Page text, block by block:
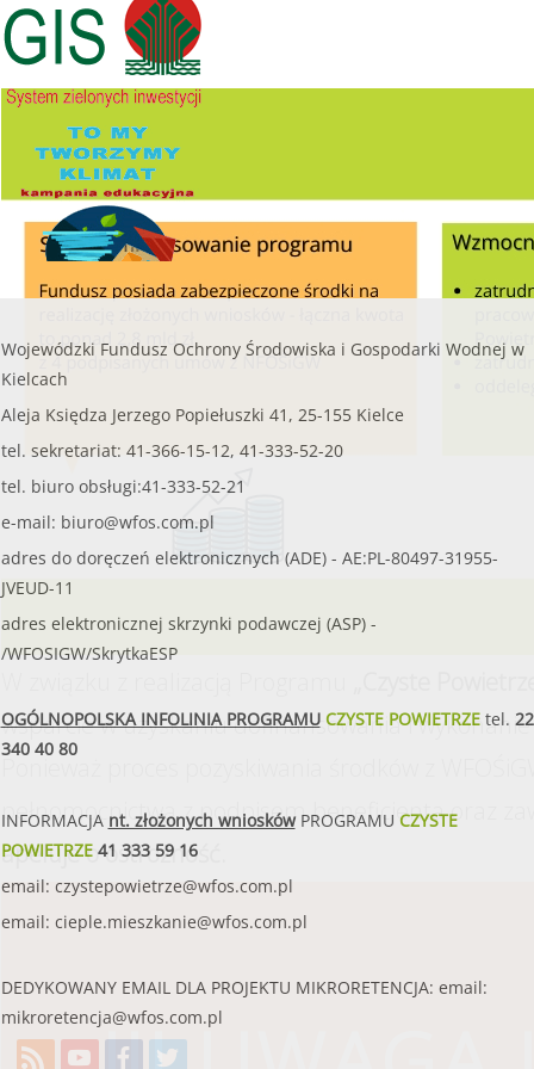
wsparcie w uzyskaniu dofinansowania i
pełnomocnictwa z podpisem beneficjenta oraz
apeluje o ostrożność.
przekroczyć8 000,00 zł.
......
czytaj więcej...
Wojewódzki Fundusz Ochrony Środowiska i Gospodarki Wodnej w
Kielcach
Aleja Księdza Jerzego Popiełuszki 41, 25-155 Kielce
tel. sekretariat: 41-366-15-12, 41-333-52-20
tel. biuro obsługi:41-333-52-21
e-mail: biuro@wfos.com.pl
adres do doręczeń elektronicznych (ADE) - AE:PL-80497-31955-
JVEUD-11
adres elektronicznej skrzynki podawczej (ASP) -
/WFOSIGW/SkrytkaESP
OGÓLNOPOLSKA INFOLINIA PROGRAMUCZYSTE POWIETRZEtel. 22
340 40 80
INFORMACJA nt. złożonych wnioskówPROGRAMU CZYSTE
POWIETRZE41 333 59 16
email: czystepowietrze@wfos.com.pl
email: cieple.mieszkanie@wfos.com.pl
DEDYKOWANY EMAIL DLA PROJEKTU MIKRORETENCJA: email:
mikroretencja@wfos.com.pl